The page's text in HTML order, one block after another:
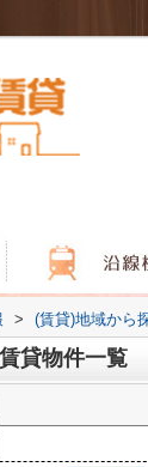
> (賃貸)地域から
貸物件一覧